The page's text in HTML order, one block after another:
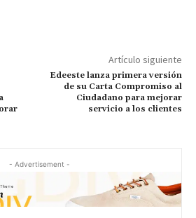
Artículo siguiente
Edeeste lanza primera versión
de su Carta Compromiso al
Ciudadano para mejorar
servicio a los clientes
- Advertisement -